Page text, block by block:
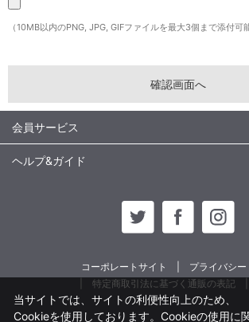
（10MB以内のPNG, JPG, GIFファイルを最大3個まで添付可
会員サービス
ヘルプ&ガイド
コーポレートサイト
プライバシ
特定商取引法に基づく通販の表記
当サイトでは、サイトの利便性向上のため、
Cookieを使用しております。Cookieの使用に